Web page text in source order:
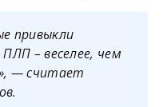
привыкли
ПЛП – веселее, чем
— считает